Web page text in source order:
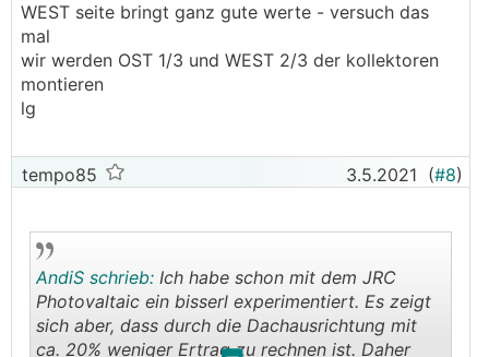
WEST seite bringt ganz gute werte - versuch das
mal
wir werden OST 1/3 und WEST 2/3 der kollektoren
montieren
lg
tempo85 3.5.2021 (#8)
AndiS schrieb: Ich habe schon mit dem JRC
Photovaltaic ein bisserl experimentiert. Es zeigt
sich aber, dass durch die Dachausrichtung mit
ca. 20% weniger Ertrag zu rechnen ist. Daher